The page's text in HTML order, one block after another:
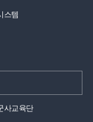
스템
사교육단